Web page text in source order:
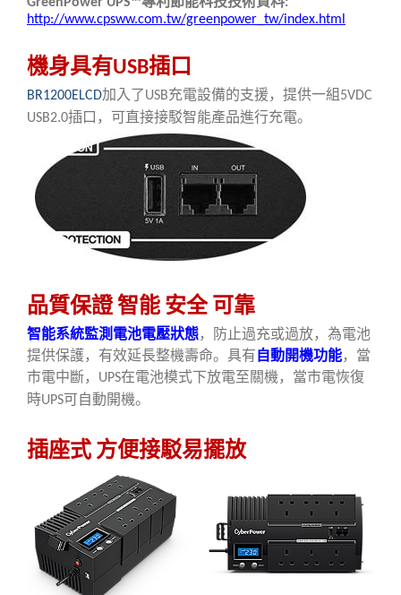
GreenPower UPS™
:
http://www.cpsww.com.tw/greenpower_tw/index.html
機身具有USB插口
BR1200ELCD加入了 USB充電設備的支援， 提供一組 5VDC
USB2.0插口 ， 可直接接駁智能產品進行充電。
品質保證智能 安全 可靠
智能系統監測電池電壓狀態，防止過充或過放，為電池
提供保護，有效延長整機壽命。 具有 自動開機功能，當
市電中斷， UPS在電池模式下放電至關機，當市電恢復
時UPS可自動開機。
插座式 方便接駁易擺放